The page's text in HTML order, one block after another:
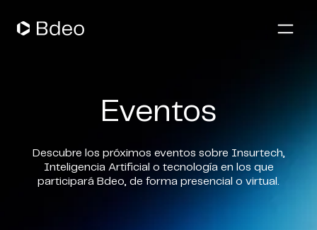
Suscripción de Pólizas
Gestión de Siniestros
Aseguradoras de Hogar
Gestión de Flotas
Eventos
Descubre los próximos eventos sobre Insurtech,
Inteligencia Artificial o tecnología en los que
participará Bdeo, de forma presencial o virtual.